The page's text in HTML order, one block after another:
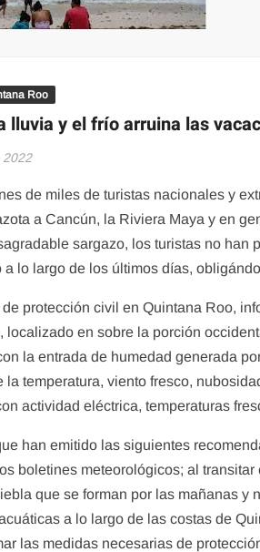
Roo
lluvia y el frío arruina las
2022
de miles de turistas nacionales y
a Cancún, la Riviera Maya y en
sargazo, los turistas no han
a lo largo de los últimos días,
protección civil en Quintana Roo,
localizado en sobre la porción
la entrada de humedad generada
la temperatura, viento fresco,
actividad eléctrica, temperaturas
han emitido las siguientes
boletines meteorológicos; al
que se forman por las mañanas
a lo largo de las costas de
las medidas necesarias de